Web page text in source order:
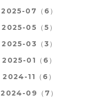
2025-07（6）
2025-05（5）
2025-03（3）
2025-01（6）
2024-11（6）
2024-09（7）